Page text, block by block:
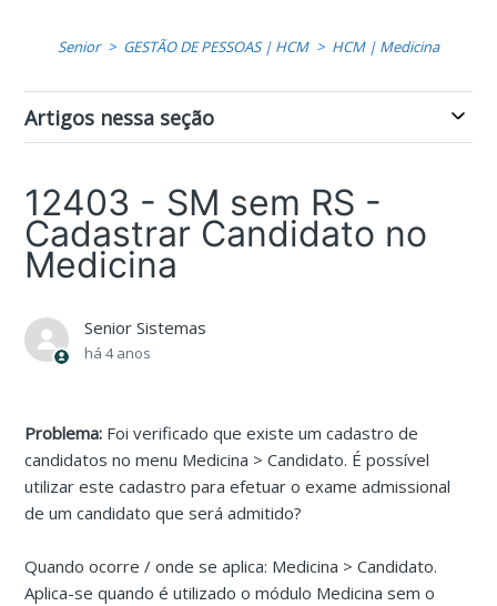
Senior GESTÃO DE PESSOAS | HCM HCM | Medicina
Artigos nessa seção
12403 - SM sem RS -
Cadastrar Candidato no
Medicina
Senior Sistemas
há 4 anos
Problema: Foi verificado que existe um cadastro de
candidatos no menu Medicina > Candidato. É possível
utilizar este cadastro para efetuar o exame admissional
de um candidato que será admitido?
Quando ocorre / onde se aplica: Medicina > Candidato.
Aplica-se quando é utilizado o módulo Medicina sem o